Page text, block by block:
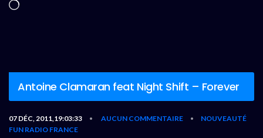
Chargement…
Antoine Clamaran feat Night Shift – Forever
07 DÉC, 2011,19:03:33 • AUCUN COMMENTAIRE •
NOUVEAUTÉ
FUN RADIO FRANCE